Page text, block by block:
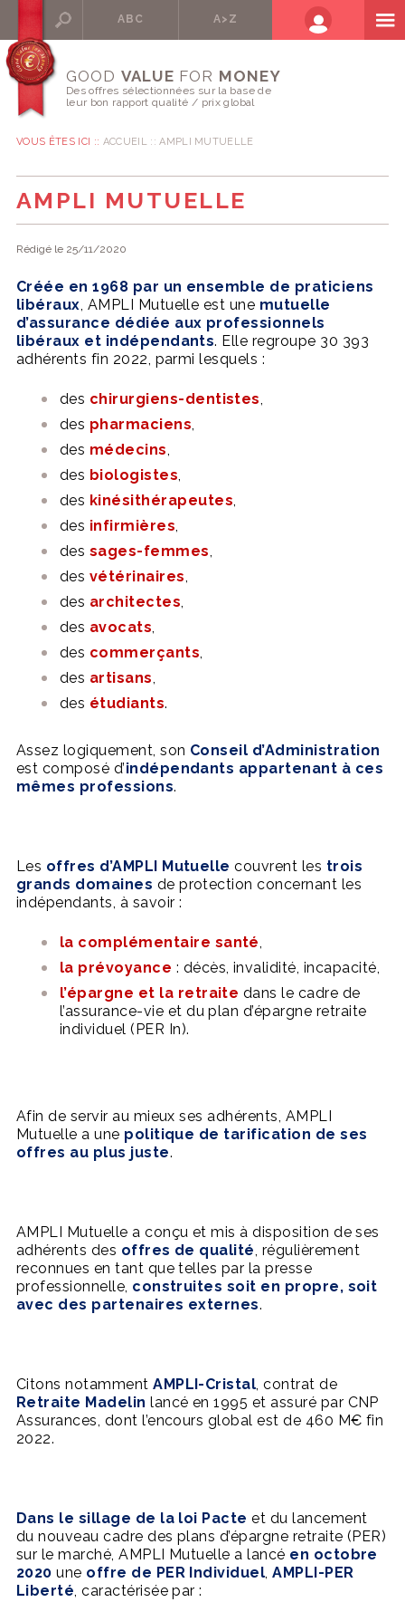
ABC A>Z
GOOD VALUE FOR MONEY
Des offres sélectionnées sur la base de
leur bon rapport qualité / prix global
VOUS ÊTES ICI :: ACCUEIL AMPLI MUTUELLE
AMPLI MUTUELLE
Rédigé le 25/11/2020
Créée en 1968 par un ensemble de praticiens
libéraux, AMPLI Mutuelle est une mutuelle
d’assurance dédiée aux professionnels
libéraux et indépendants. Elle regroupe 30 393
adhérents fin 2022, parmi lesquels :
des chirurgiens-dentistes,
des pharmaciens,
des médecins,
des biologistes,
des kinésithérapeutes,
des infirmières,
des sages-femmes,
des vétérinaires,
des architectes,
des avocats,
des commerçants,
des artisans,
des étudiants.
Assez logiquement, son Conseil d’Administration
est composé d’indépendants appartenant à ces
mêmes professions.
Les offres d’AMPLI Mutuelle couvrent les trois
grands domaines de protection concernant les
indépendants, à savoir :
la complémentaire santé,
la prévoyance : décès, invalidité, incapacité,
l’épargne et la retraite dans le cadre de
l’assurance-vie et du plan d’épargne retraite
individuel (PER In).
Afin de servir au mieux ses adhérents, AMPLI
Mutuelle a une politique de tarification de ses
offres au plus juste.
AMPLI Mutuelle a conçu et mis à disposition de ses
adhérents des offres de qualité, régulièrement
reconnues en tant que telles par la presse
professionnelle, construites soit en propre, soit
avec des partenaires externes.
Citons notamment AMPLI-Cristal, contrat de
Retraite Madelin lancé en 1995 et assuré par CNP
Assurances, dont l’encours global est de 460 M€ fin
2022.
Dans le sillage de la loi Pacte et du lancement
du nouveau cadre des plans d’épargne retraite (PER)
sur le marché, AMPLI Mutuelle a lancé en octobre
2020 une offre de PER Individuel,AMPLI-PER
Liberté, caractérisée par :